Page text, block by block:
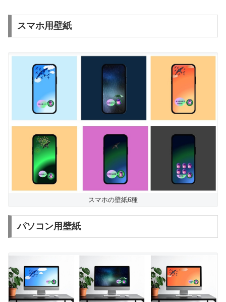
スマホ用壁紙
スマホの壁紙6種
パソコン用壁紙